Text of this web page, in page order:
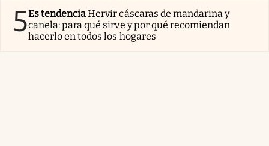
5Es tendenciaHervir cáscaras de mandarina y
canela: para qué sirve y por qué recomiendan
hacerlo en todos los hogares